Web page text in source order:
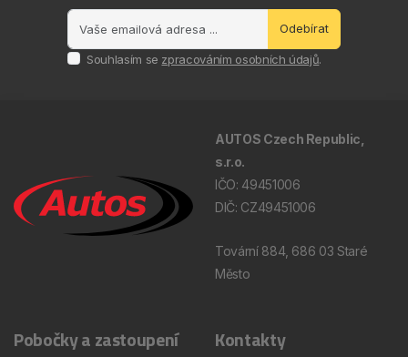
Odebírat
Souhlasím se zpracováním osobních údajů.
AUTOS Czech Republic,
s.r.o.
IČO: 49451006
DIČ: CZ49451006
Tovární 884, 686 03 Staré
Město
Pobočky a zastoupení Kontakty